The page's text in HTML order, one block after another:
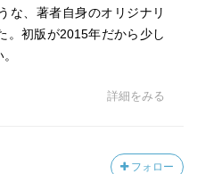
ヒビトがどうやったら恐怖
に穴を開けた。ヒビトが助
たらしい。
しい。
な、著者自身のオリジナリ
。初版が2015年だから少し
詳細をみる
フォロー